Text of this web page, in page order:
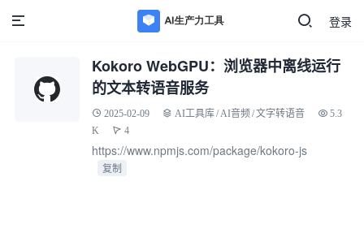
登录
Kokoro WebGPU：浏览器中离线运行
的文本转语音服务
2025-02-09 AI工具库/ AI音频/文字转语音
5.3
K
4
https://www.npmjs.com/package/kokoro-js
复制